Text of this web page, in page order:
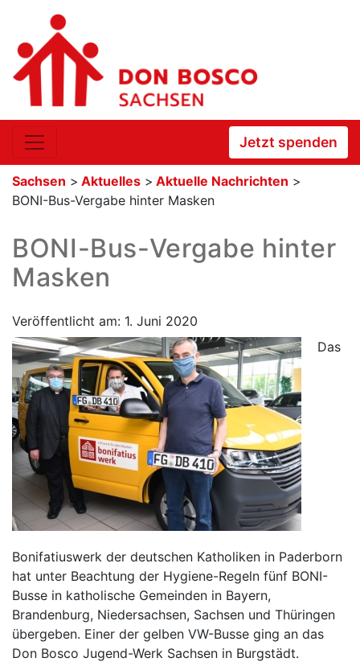
Jetzt spenden
Sachsen > Aktuelles > Aktuelle Nachrichten >
BONI-Bus-Vergabe hinter Masken
BONI-Bus-Vergabe hinter
Masken
Veröffentlicht am: 1. Juni 2020
Das
Bonifatiuswerk der deutschen Katholiken in Paderborn
hat unter Beachtung der Hygiene-Regeln fünf BONI-
Busse in katholische Gemeinden in Bayern,
Brandenburg, Niedersachsen, Sachsen und Thüringen
übergeben. Einer der gelben VW-Busse ging an das
Don Bosco Jugend-Werk Sachsen in Burgstädt.